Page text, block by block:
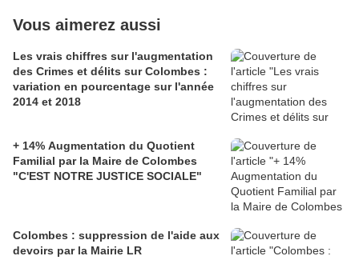
Vous aimerez aussi
Les vrais chiffres sur l'augmentation
des Crimes et délits sur Colombes :
variation en pourcentage sur l'année
2014 et 2018
+ 14% Augmentation du Quotient
Familial par la Maire de Colombes
"C'EST NOTRE JUSTICE SOCIALE"
Colombes : suppression de l'aide aux
devoirs par la Mairie LR